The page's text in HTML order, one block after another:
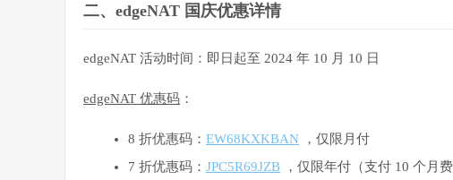
二、edgeNAT 国庆优惠详情
edgeNAT 活动时间：即日起至 2024 年 10 月 10 日
edgeNAT 优惠码 ：
8 折优惠码： EW68KXKBAN ，仅限月付
7 折优惠码： JPC5R69JZB ，仅限年付（支付 10 个月费